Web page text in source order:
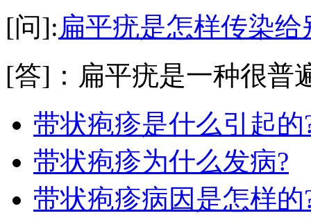
[问]:扁平疣是怎样传染给
[答]：扁平疣是一种很普
带状疱疹是什么引起的
带状疱疹为什么发病?
带状疱疹病因是怎样的